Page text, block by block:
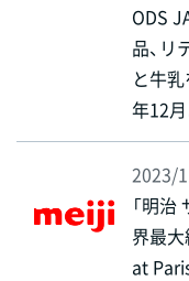
ODS
品、
と牛
年12
2023/
「明治
界最
at